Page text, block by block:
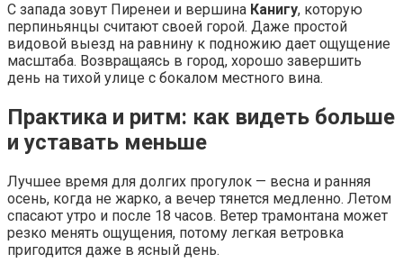
С запада зовут Пиренеи и вершина Канигу, которую
перпиньянцы считают своей горой. Даже простой
видовой выезд на равнину к подножию дает ощущение
масштаба. Возвращаясь в город, хорошо завершить
день на тихой улице с бокалом местного вина.
Практика и ритм: как видеть больше
и уставать меньше
Лучшее время для долгих прогулок — весна и ранняя
осень, когда не жарко, а вечер тянется медленно. Летом
спасают утро и после 18 часов. Ветер трамонтана может
резко менять ощущения, потому легкая ветровка
пригодится даже в ясный день.